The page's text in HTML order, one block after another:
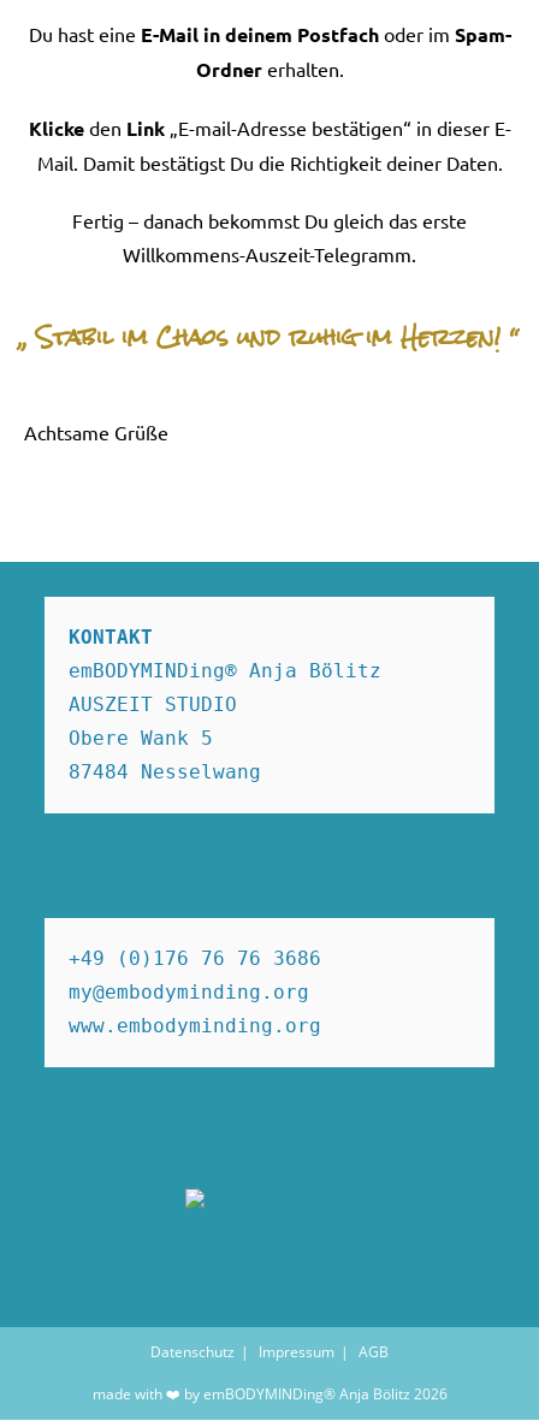
Du hast eine E-Mail in deinem Postfachoder im Spam-
Ordnererhalten.
Klickeden Link„E-mail-Adresse bestätigen“ in dieser E-
Mail. Damit bestätigst Du die Richtigkeit deiner Daten.
Fertig – danach bekommst Du gleich das erste
Willkommens-Auszeit-Telegramm.
„ Stabil im Chaos und ruhig im Herzen! “
Achtsame Grüße
KONTAKT
emBODYMINDing® Anja Bölitz
AUSZEIT STUDIO
Obere Wank 5
87484 Nesselwang
+49 (0)176 76 76 3686
my@embodyminding.org
www.embodyminding.org
Datenschutz Impressum AGB
made with ❤️ by emBODYMINDing® Anja Bölitz 2026